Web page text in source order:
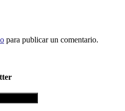
para publicar un comentario.